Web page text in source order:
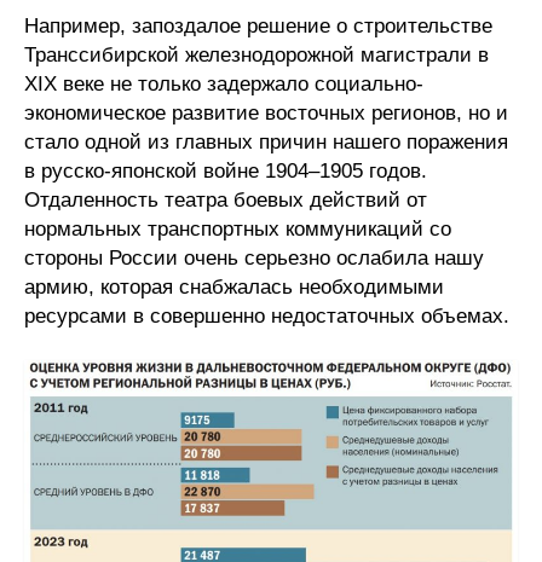
Например, запоздалое решение о строительстве
Транссибирской железнодорожной магистрали в
XIX веке не только задержало социально-
экономическое развитие восточных регионов, но и
стало одной из главных причин нашего поражения
в русско-японской войне 1904–1905 годов.
Отдаленность театра боевых действий от
нормальных транспортных коммуникаций со
стороны России очень серьезно ослабила нашу
армию, которая снабжалась необходимыми
ресурсами в совершенно недостаточных объемах.